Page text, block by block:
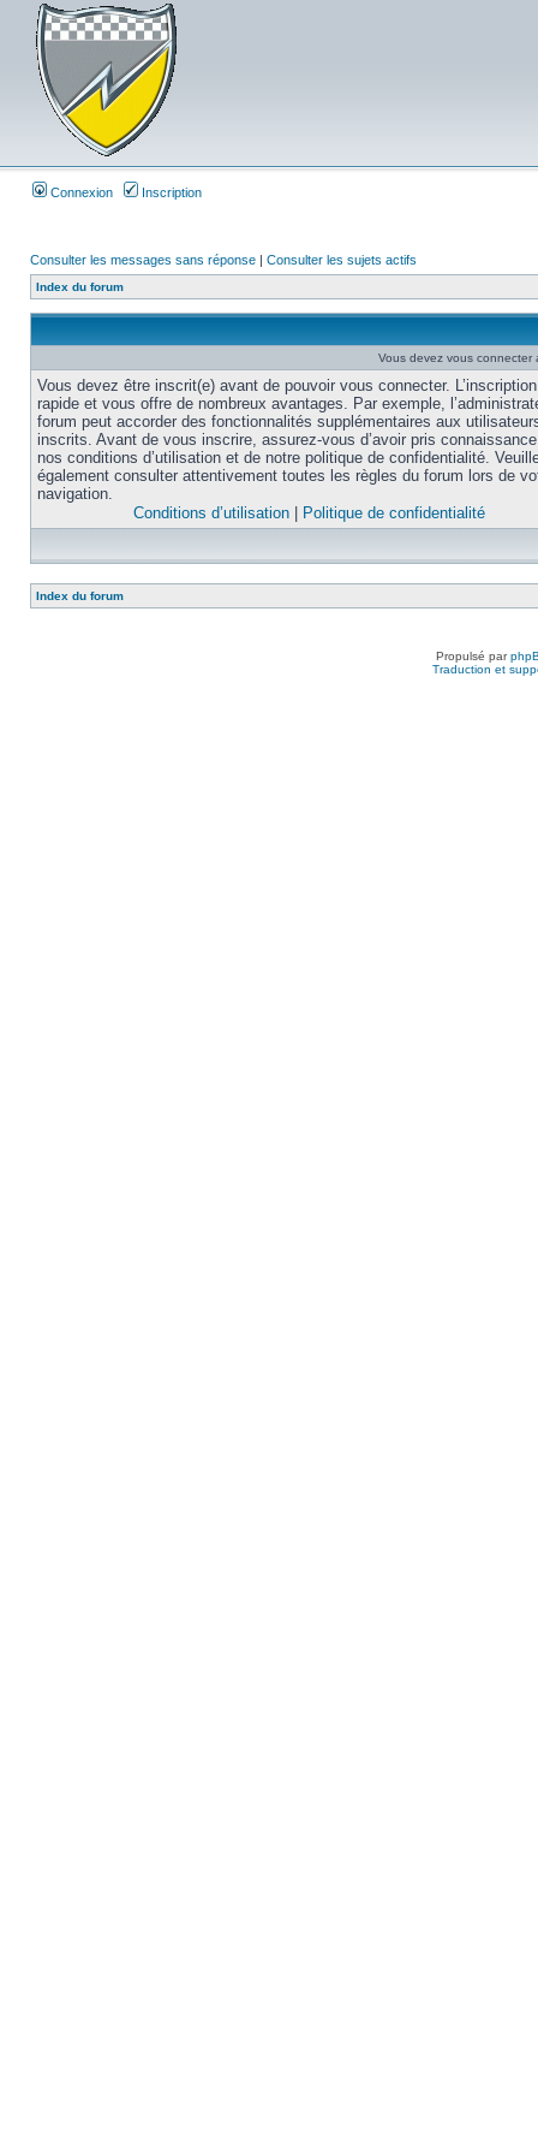
Connexion Inscription
Consulter les messages sans réponse | Consulter les sujets actifs
Index du forum
Vous devez vous connecter
Vous devez être inscrit(e) avant de pouvoir vous connecter.
rapide et vous offre de nombreux avantages. Par exemple,
forum peut accorder des fonctionnalités supplémentaires aux
inscrits. Avant de vous inscrire, assurez-vous d’avoir pris
nos conditions d’utilisation et de notre politique de confidentialité.
également consulter attentivement toutes les règles du forum lors de
navigation.
Conditions d’utilisation
Politique de confidentialité
Index du forum
Propulsé par
Traduction et